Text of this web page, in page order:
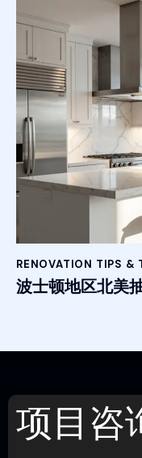
RENOVATION TIPS &
波士顿地区北美
项目咨